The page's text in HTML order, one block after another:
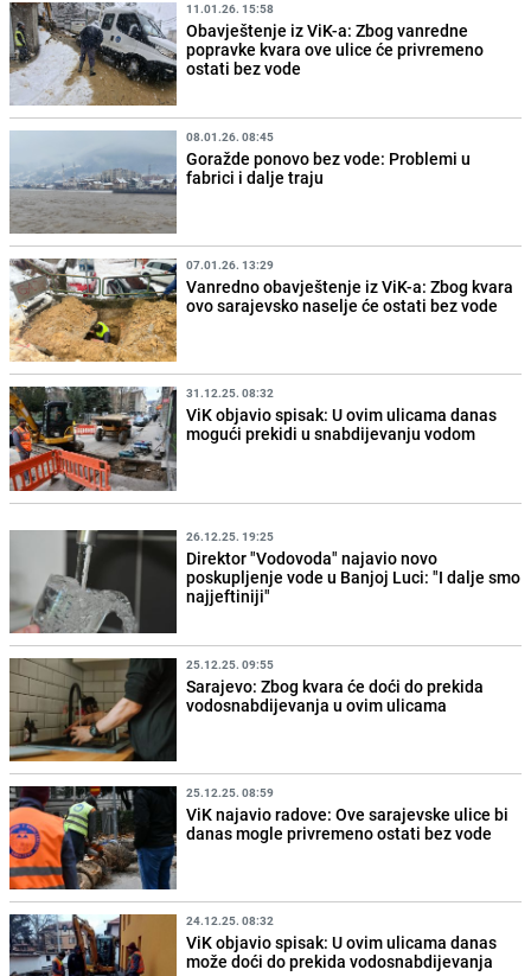
11.01.26. 15:58
Obavještenje iz ViK-a: Zbog vanredne
popravke kvara ove ulice će privremeno
ostati bez vode
08.01.26. 08:45
Goražde ponovo bez vode: Problemi u
fabrici i dalje traju
07.01.26. 13:29
Vanredno obavještenje iz ViK-a: Zbog kvara
ovo sarajevsko naselje će ostati bez vode
31.12.25. 08:32
ViK objavio spisak: U ovim ulicama danas
mogući prekidi u snabdijevanju vodom
26.12.25. 19:25
Direktor "Vodovoda" najavio novo
poskupljenje vode u Banjoj Luci: "I dalje smo
najjeftiniji"
25.12.25. 09:55
Sarajevo: Zbog kvara će doći do prekida
vodosnabdijevanja u ovim ulicama
25.12.25. 08:59
ViK najavio radove: Ove sarajevske ulice bi
danas mogle privremeno ostati bez vode
24.12.25. 08:32
ViK objavio spisak: U ovim ulicama danas
može doći do prekida vodosnabdijevanja